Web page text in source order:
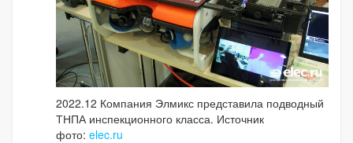
2022.12 Компания Элмикс представила подводный
ТНПА инспекционного класса. Источник
фото: elec.ru